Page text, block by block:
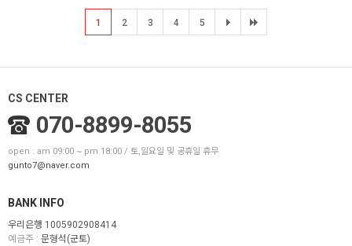
1 2 3 4 5
CS CENTER
070-8899-8055
open : am 09:00 ~ pm 18:00 / 토,일요일 및 공휴일 휴무
gunto7@naver.com
BANK INFO
우리은행 1005902908414
예금주 : 문형석(군토)